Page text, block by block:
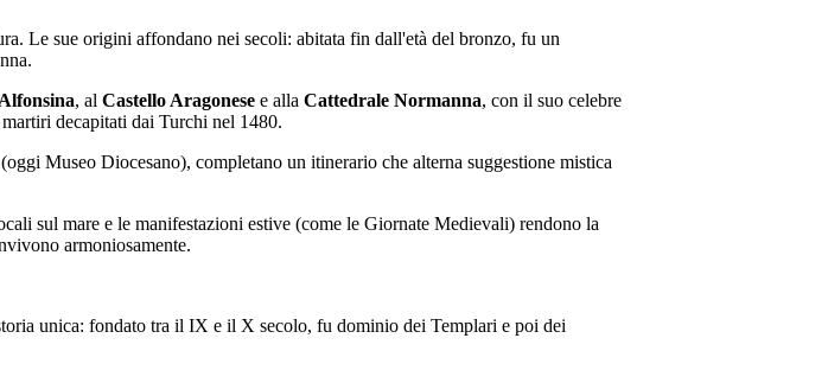
Le sue origini affondano nei secoli: abitata fin dall'età del bronzo, fu un
, al Castello Aragonese e alla Cattedrale Normanna, con il suo celebre
decapitati dai Turchi nel 1480.
Museo Diocesano), completano un itinerario che alterna suggestione mistica
sul mare e le manifestazioni estive (come le Giornate Medievali) rendono la
armoniosamente.
unica: fondato tra il IX e il X secolo, fu dominio dei Templari e poi dei